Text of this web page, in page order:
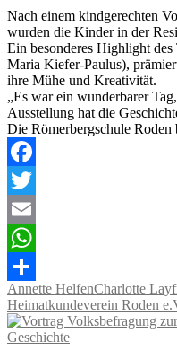
Nach einem kindgerechten
wurden die Kinder in der
Ein besonderes Highlight
Maria Kiefer-Paulus),
ihre Mühe und Kreativität.
„Es war ein wunderbarer
Ausstellung hat die
Die Römerbergschule Roden
Facebook
Twitter
Email
WhatsApp
Teilen
Annette HelfenCharlotte Lay
Heimatkundeverein Roden
Geschichte